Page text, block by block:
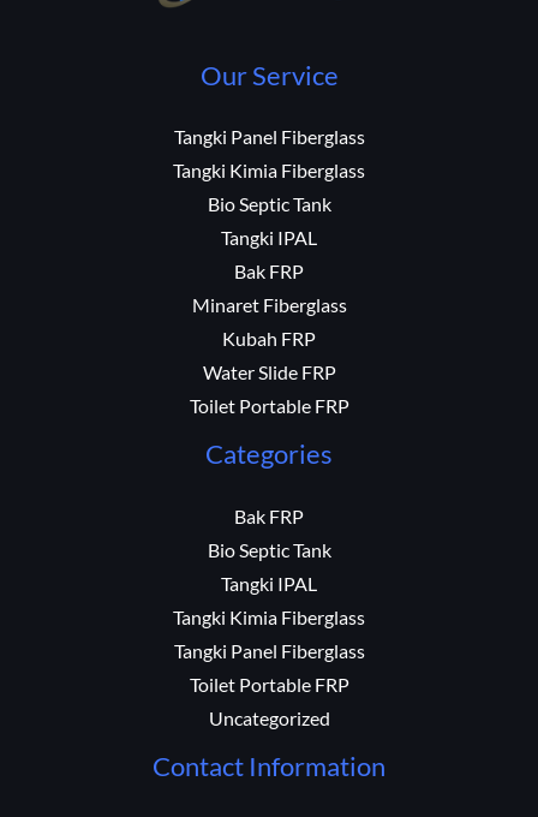
Our Service
Tangki Panel Fiberglass
Tangki Kimia Fiberglass
Bio Septic Tank
Tangki IPAL
Bak FRP
Minaret Fiberglass
Kubah FRP
Water Slide FRP
Toilet Portable FRP
Categories
Bak FRP
Bio Septic Tank
Tangki IPAL
Tangki Kimia Fiberglass
Tangki Panel Fiberglass
Toilet Portable FRP
Uncategorized
Contact Information